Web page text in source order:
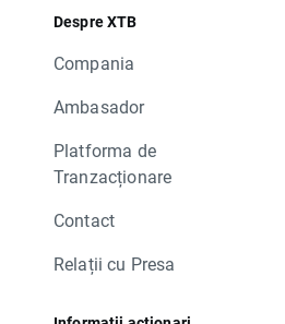
Despre XTB
Compania
Ambasador
Platforma de
Tranzacționare
Contact
Relații cu Presa